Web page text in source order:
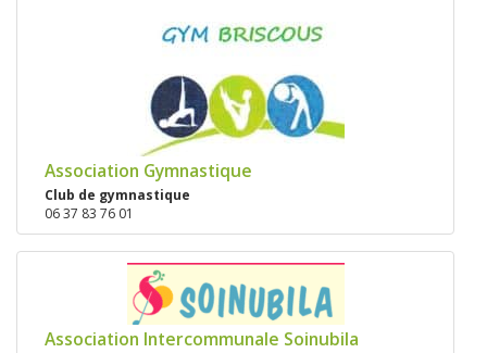
Association Gymnastique
Club de gymnastique
06 37 83 76 01
Association Intercommunale Soinubila